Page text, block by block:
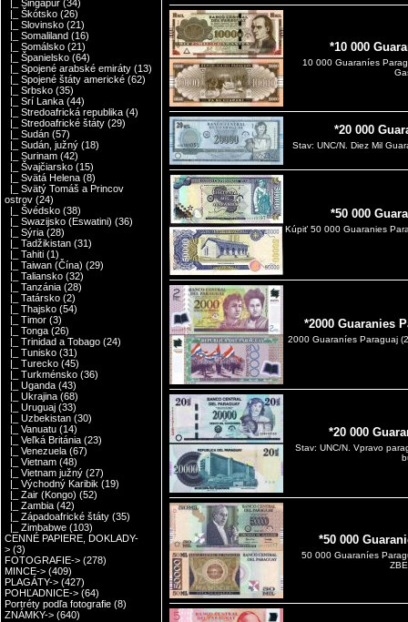
|_ Singapúr (34)
|_ Škótsko (26)
|_ Slovinsko (21)
|_ Somaliland (16)
|_ Somálsko (21)
|_ Španielsko (64)
|_ Spojené arabské emiráty (13)
|_ Spojené štáty americké (62)
|_ Srbsko (35)
|_ Srí Lanka (44)
|_ Stredoafrická republika (4)
|_ Stredoafrické štáty (29)
|_ Sudán (57)
|_ Sudán, južný (18)
|_ Surinam (42)
|_ Švajčiarsko (15)
|_ Svätá Helena (8)
|_ Svätý Tomáš a Princov
ostrov (24)
|_ Švédsko (38)
|_ Swazijsko (Eswatini) (36)
|_ Sýria (28)
|_ Tadžikistan (31)
|_ Tahiti (1)
|_ Taiwan (Čína) (29)
|_ Taliansko (32)
|_ Tanzánia (28)
|_ Tatársko (2)
|_ Thajsko (54)
|_ Timor (3)
|_ Tonga (26)
|_ Trinidad a Tobago (24)
|_ Tunisko (31)
|_ Turecko (45)
|_ Turkménsko (36)
|_ Uganda (43)
|_ Ukrajina (68)
|_ Uruguaj (33)
|_ Uzbekistan (30)
|_ Vanuatu (14)
|_ Veľká Británia (23)
|_ Venezuela (67)
|_ Vietnam (48)
|_ Vietnam južný (27)
|_ Východný Karibik (19)
|_ Zair (Kongo) (52)
|_ Zambia (42)
|_ Západoafrické štáty (35)
|_ Zimbabwe (103)
CENNÉ PAPIERE, DOKLADY-
> (3)
FOTOGRAFIE-> (278)
MINCE-> (409)
PLAGÁTY-> (427)
POHĽADNICE-> (64)
Portréty podľa fotografie (8)
ZNÁMKY-> (640)
*10 000
10 000 Guaraníes
*20 000
Stav: UNC/N. Diez Mil
*50 000
Kúpiť 50 000 Guaranies
*2000 Guaranies
2000 Guaraníes Paraguaj
*20 000
Stav: UNC/N. Vpravo
*50 000
50 000 Guaraníes